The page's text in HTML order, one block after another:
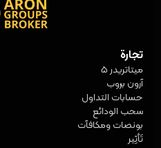
تجارة
ميتاتريدر 5
آرون بروب
حسابات التداول
سحب الودائع
بونصات ومكافآت
تَأثِير